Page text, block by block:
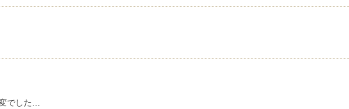
でした…